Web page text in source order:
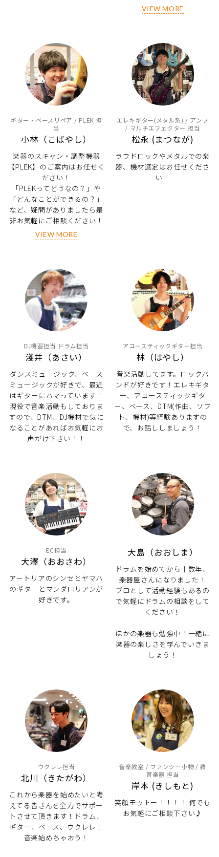
VIEW MORE
ギター・ベースリペア / PLEK 担
当
小林（こばやし）
楽器のスキャン・調整機器
【PLEK】のご案内はお任せく
ださい！
「PLEKってどうなの？」や
「どんなことができるの？」
など、疑問がありましたら是
非お気軽にご相談ください！
VIEW MORE
エレキギター(メタル系) / アンプ
/ マルチエフェクター 担当
松永 (まつなが)
ラウドロックやメタルでの楽
器、機材選定はお任せくださ
い！
DJ機器担当 ドラム担当
淺井（あさい）
ダンスミュージック、ベース
ミュージックが好きで、最近
はギターにハマっています！
現役で音楽活動もしておりま
すので、DTM、DJ機材で気に
なることがあればお気軽にお
声がけ下さい！！
アコースティックギター担当
林（はやし）
音楽活動してます。ロックバ
ンドが好きです！エレキギタ
ー、アコースティックギタ
ー、ベース、DTM(作曲、ソフ
ト、機材)等経験ありますの
で、お話ししましょう！
EC担当
大澤（おおさわ）
アートリアのシンセとヤマハ
のギターとマンダロリアンが
好きです。
大島（おおしま）
ドラムを始めてから十数年、
楽器屋さんになりました！
プロとして活動経験もあるの
で気軽にドラムの相談をして
ください！
ほかの楽器も勉強中！一緒に
楽器の楽しさを学んでいきま
しょう！
ウクレレ担当
北川（きたがわ）
これから楽器を始めたいと考
えてる皆さんを全力でサポー
トさせて頂きます！ドラム、
ギター、ベース、ウクレレ！
音楽始めちゃおう！
音楽教室 / ファンシー小物 / 教
育楽器 担当
岸本 (きしもと)
笑顔モットー！！！！ 何でも
お気軽にご相談下さい♪